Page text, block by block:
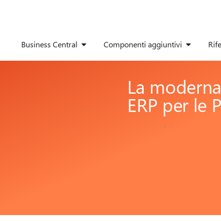
Business Central Componenti aggiuntivi
La
ERP per le